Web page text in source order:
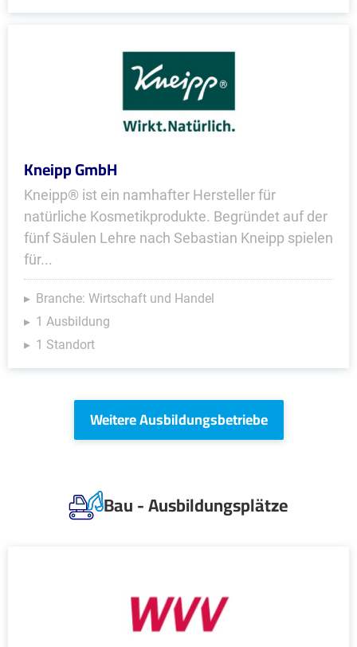
Kneipp GmbH
Kneipp® ist ein namhafter Hersteller für
natürliche Kosmetikprodukte. Begründet auf der
fünf Säulen Lehre nach Sebastian Kneipp spielen
für...
Branche: Wirtschaft und Handel
1 Ausbildung
1 Standort
Weitere Ausbildungsbetriebe
Bau - Ausbildungsplätze